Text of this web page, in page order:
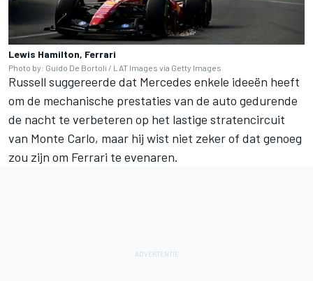
Lewis Hamilton, Ferrari
Photo by: Guido De Bortoli / LAT Images via Getty Images
Russell suggereerde dat Mercedes enkele ideeën heeft
om de mechanische prestaties van de auto gedurende
de nacht te verbeteren op het lastige stratencircuit
van Monte Carlo, maar hij wist niet zeker of dat genoeg
zou zijn om Ferrari te evenaren.